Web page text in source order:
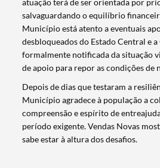
atuação terá de ser orientada por
salvaguardando o equilíbrio
Município está atento a eventuais
desbloqueados do Estado Central e
formalmente notificada da situação
de apoio para repor as condições de
Depois de dias que testaram a
Município agradece à população a
compreensão e espírito de
período exigente. Vendas Novas
sabe estar à altura dos desafios.